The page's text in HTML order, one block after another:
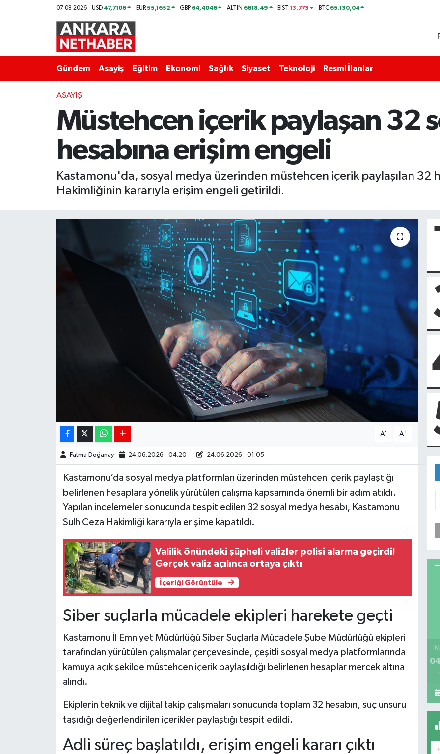
07-08-2026 USD 47,7106 EUR55,1652 GBP 64,4046 ALTIN 6618.49 BİST13.773 BTC 65.130,04
Gündem Asayiş Eğitim Ekonomi Sağlık Siyaset Teknoloji Resmi İlanlar
ASAYIŞ
Müstehcen içerik paylaşan 32
hesabına erişim engeli
Kastamonu'da, sosyal medya üzerinden müstehcen içerik paylaşılan 32
Hakimliğinin kararıyla erişim engeli getirildi.
A- A+
Fatma Doğanay 24.06.2026 - 04:20 24.06.2026 - 01:05
Kastamonu’da sosyal medya platformları üzerinden müstehcen içerik paylaştığı
belirlenen hesaplara yönelik yürütülen çalışma kapsamında önemli bir adım atıldı.
Yapılan incelemeler sonucunda tespit edilen 32 sosyal medya hesabı, Kastamonu
Sulh Ceza Hakimliği kararıyla erişime kapatıldı.
Valilik önündeki şüpheli valizler polisi alarma geçirdi!
Gerçek valiz açılınca ortaya çıktı
İçeriği Görüntüle
Siber suçlarla mücadele ekipleri harekete geçti
Kastamonu İl Emniyet Müdürlüğü Siber Suçlarla Mücadele Şube Müdürlüğü ekipleri
tarafından yürütülen çalışmalar çerçevesinde, çeşitli sosyal medya platformlarında
kamuya açık şekilde müstehcen içerik paylaşıldığı belirlenen hesaplar mercek altına
alındı.
Ekiplerin teknik ve dijital takip çalışmaları sonucunda toplam 32 hesabın, suç unsuru
taşıdığı değerlendirilen içerikler paylaştığı tespit edildi.
Adli süreç başlatıldı, erişim engeli kararı çıktı
Ekonomi
Gündem
Kim Kimdir Nereli
Resmi İlanlar
Ankara Hava Durumu
Tüm Manşetler
Son Dakika Haberleri